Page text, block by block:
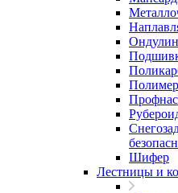
Шифер
Лестницы и